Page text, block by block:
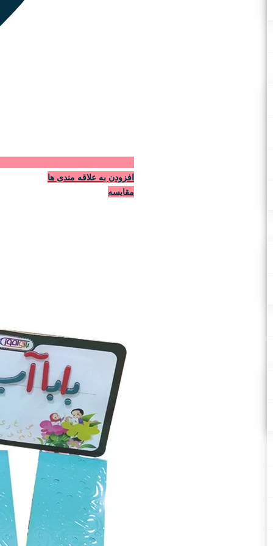
افزودن به علاقه مندی ها
مقایسه